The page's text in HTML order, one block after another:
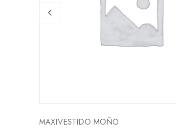
MAXIVESTIDO MOÑO